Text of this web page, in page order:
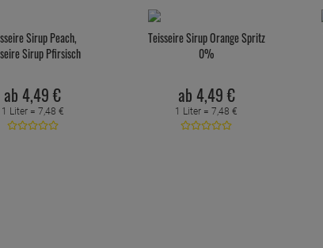
Sirup Peach,
Sirup Pfirsisch
ab 4,49 €
1 Liter = 7,48 €
Teisseire Sirup Orange Spritz
0%
ab 4,49 €
1 Liter =7,48 €